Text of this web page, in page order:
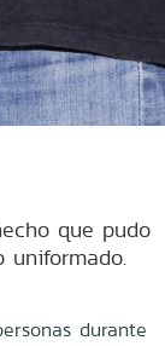
que pudo
uniformado.
durante